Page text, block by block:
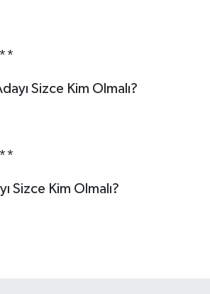
Sizce Kim Olmalı?
Sizce Kim Olmalı?